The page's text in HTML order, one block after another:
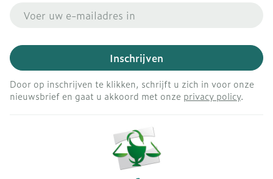
Inschrijven
Door op inschrijven te klikken, schrijft u zich in voor onze
nieuwsbrief en gaat u akkoord met onze privacy policy.